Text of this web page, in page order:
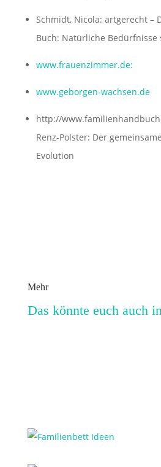
Schmidt, Nicola: artgerecht –
Buch: Natürliche Bedürfnisse
www.frauenzimmer.de:
www.geborgen-wachsen.de
http://
Renz-Polster: Der
Evolution
Mehr
Das könnte euch auch